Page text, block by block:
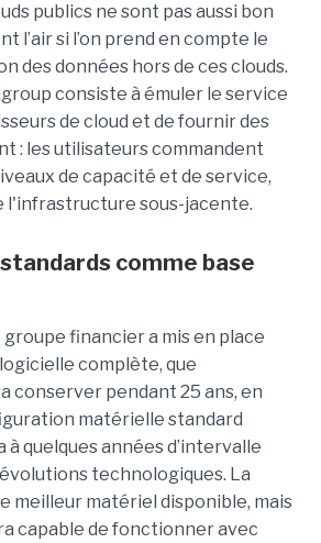
publics ne sont pas aussi bon
l’air si l’on prend en compte le
des données hors de ces clouds.
consiste à émuler le service
de cloud et de fournir des
: les utilisateurs commandent
de capacité et de service,
l'infrastructure sous-jacente.
comme base
groupe financier a mis en place
complète, que
conserver pendant 25 ans, en
matérielle standard
à quelques années d’intervalle
technologiques. La
meilleur matériel disponible, mais
capable de fonctionner avec